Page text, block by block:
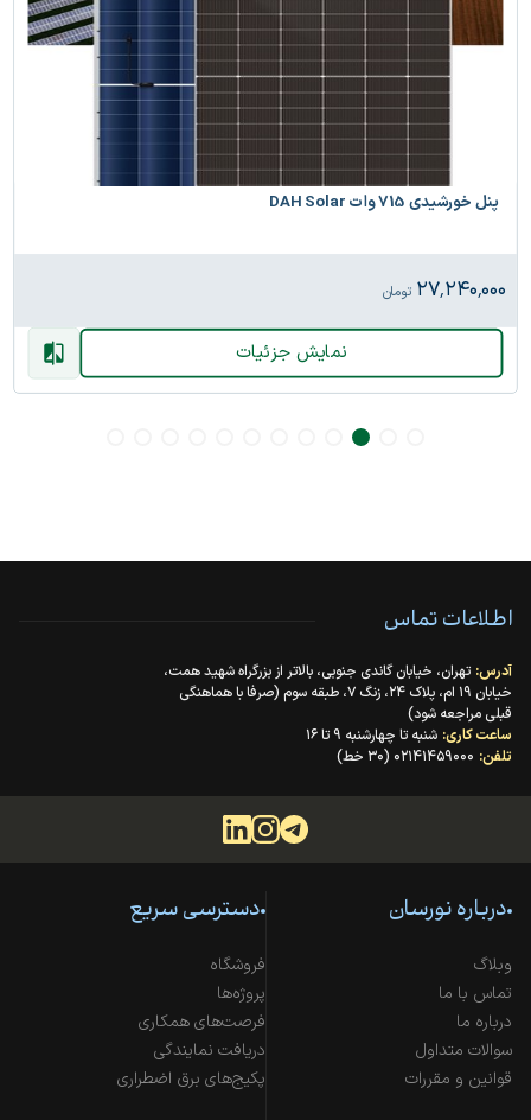
پنل خورشیدی 715 وات DAH Solar
۲۷٬۲۴۰٬۰۰۰ تومان
نمایش جزئیات
اطلاعات تماس
آدرس: تهران، خیابان گاندی جنوبی، بالاتر از بزرگراه شهید همت،
خیابان ۱۹ ام، پلاک ۲۴، زنگ ۷، طبقه سوم (صرفا با هماهنگی
قبلی مراجعه شود)
ساعت کاری: شنبه تا چهارشنبه ۹ تا ۱۶
تلفن: ۰۲۱۴۱۴۵۹۰۰۰ (۳۰ خط)
درباره نورسان
وبلاگ
تماس با ما
درباره ما
سوالات متداول
قوانین و مقررات
دسترسی سریع
فروشگاه
پروژه‌ها
فرصت‌های همکاری
دریافت نمایندگی
پکیج‌های برق اضطراری